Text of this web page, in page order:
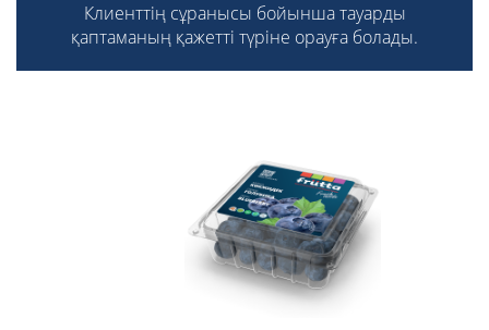
Клиенттің сұранысы бойынша тауарды
қаптаманың қажетті түріне орауға болады.